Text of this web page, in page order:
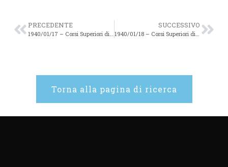
PRECEDENTE
1940/01/17 – Corsi Superiori di Studi Romani Anno Accademico 1939-1940 – 39v
SUCCESSIVO
1940/01/18 – Corsi Superiori di Studi Romani Anno Accademico 1939-1940 – 40v
Torna alla pagina di ricerca